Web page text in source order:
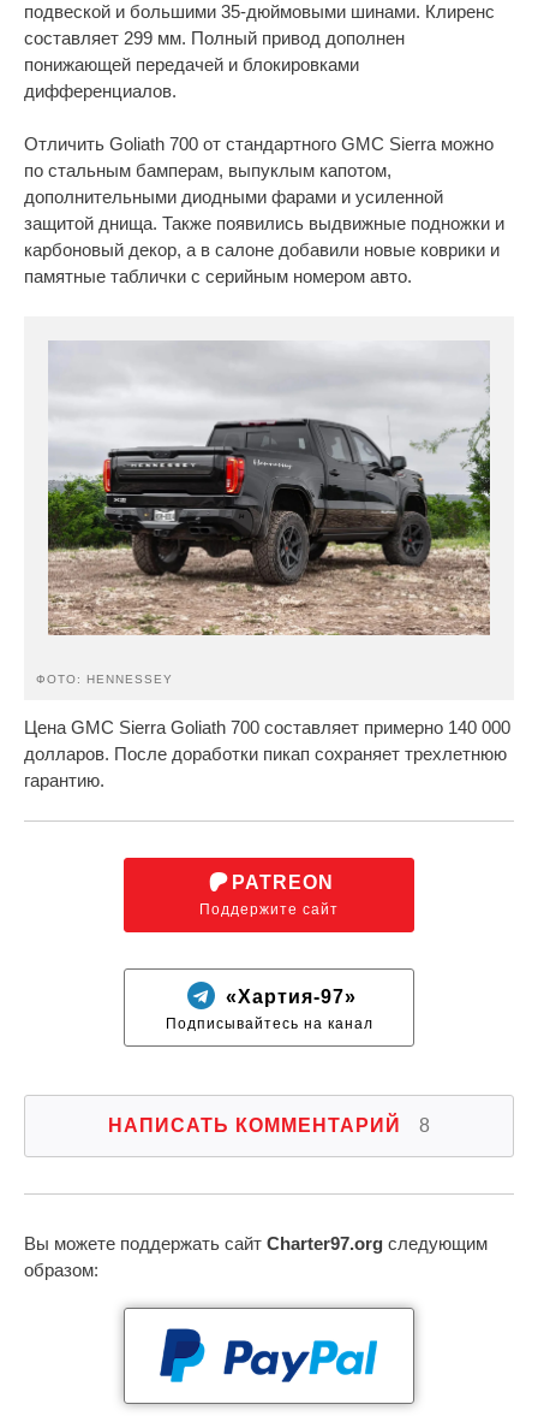
подвеской и большими 35-дюймовыми шинами. Клиренс
составляет 299 мм. Полный привод дополнен
понижающей передачей и блокировками
дифференциалов.
Отличить Goliath 700 от стандартного GMC Sierra можно
по стальным бамперам, выпуклым капотом,
дополнительными диодными фарами и усиленной
защитой днища. Также появились выдвижные подножки и
карбоновый декор, а в салоне добавили новые коврики и
памятные таблички с серийным номером авто.
ФОТО: HENNESSEY
Цена GMC Sierra Goliath 700 составляет примерно 140 000
долларов. После доработки пикап сохраняет трехлетнюю
гарантию.
PATREON
Поддержите сайт
«Хартия-97»
Подписывайтесь на канал
НАПИСАТЬ КОММЕНТАРИЙ 8
Вы можете поддержать сайт Charter97.org следующим
образом: